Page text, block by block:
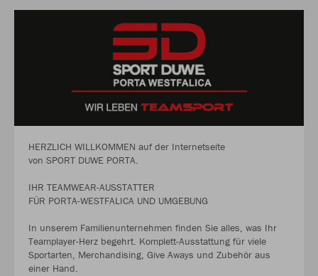
HERZLICH WILLKOMMEN auf der Internetseite
von SPORT DUWE PORTA.
IHR TEAMWEAR-AUSSTATTER
FÜR PORTA-WESTFALICA UND UMGEBUNG
In unserem Familienunternehmen finden Sie alles, was Ihr
Teamplayer-Herz begehrt. Komplett-Ausstattung für viele
Sportarten, Merchandising, Give Aways und Zubehör aus
einer Hand.